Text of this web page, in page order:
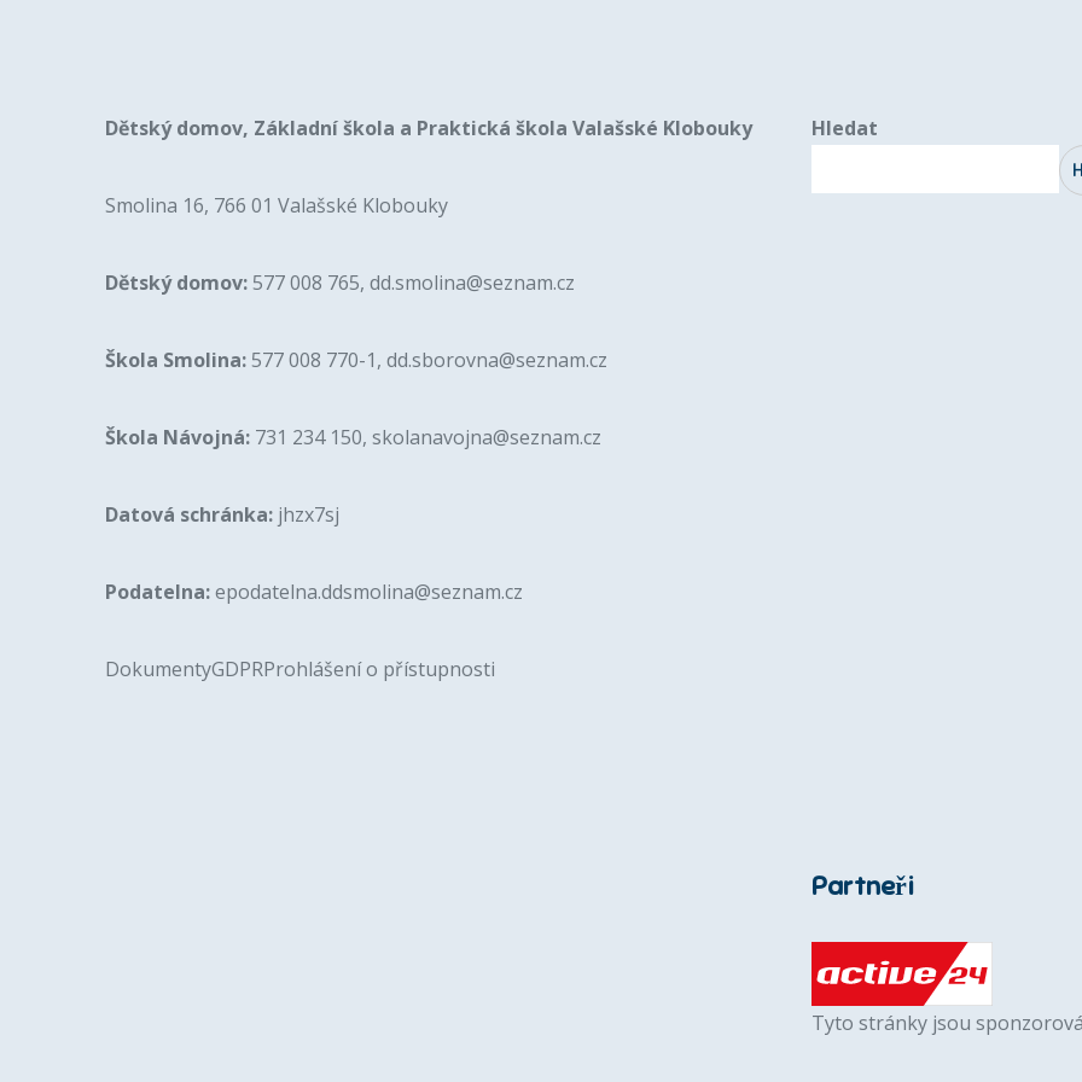
Dětský domov, Základní škola a Praktická škola Valašské Klobouky
Smolina 16, 766 01 Valašské Klobouky
Dětský domov:577 008 765, dd.smolina@seznam.cz
Škola Smolina:577 008 770-1, dd.sborovna@seznam.cz
Škola Návojná: 731 234 150, skolanavojna@seznam.cz
Datová schránka: jhzx7sj
Podatelna:epodatelna.ddsmolina@seznam.cz
DokumentyGDPRProhlášení o přístupnosti
Hledat
Partneři
Tyto stránky jsou